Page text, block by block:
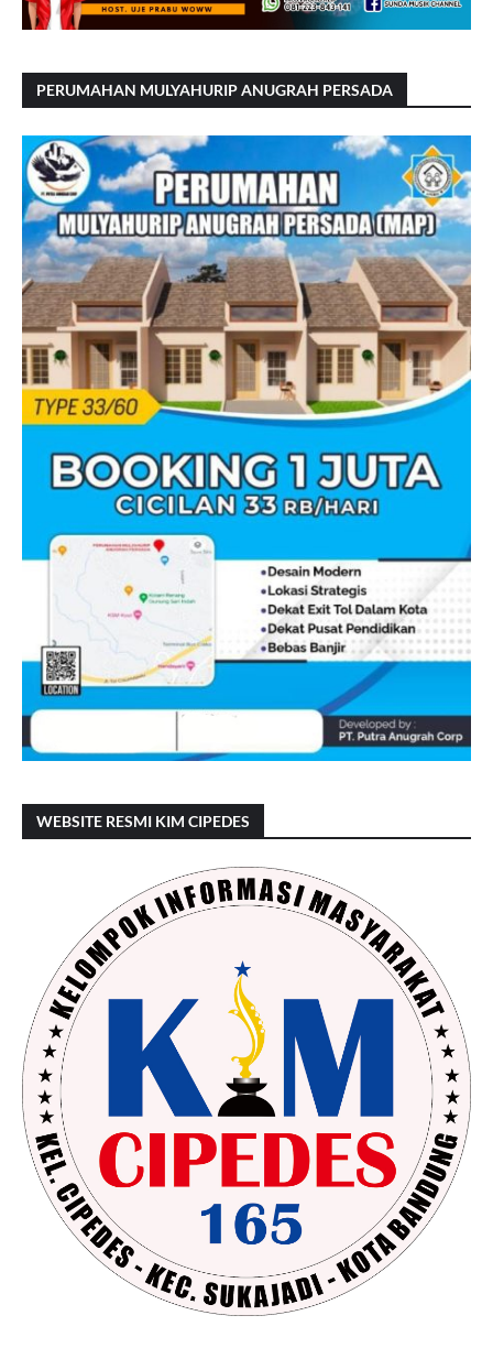
PERUMAHAN MULYAHURIP ANUGRAH PERSADA
WEBSITE RESMI KIM CIPEDES